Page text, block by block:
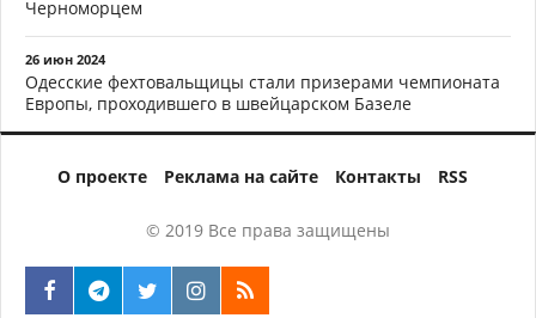
Черноморцем
26 июн 2024
Одесские фехтовальщицы стали призерами чемпионата
Европы, проходившего в швейцарском Базеле
О проекте Реклама на сайте Контакты RSS
© 2019 Все права защищены